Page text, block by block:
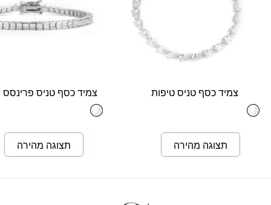
צמיד כסף טניס טיפות צמיד כסף טניס פרינסס 3 ממ